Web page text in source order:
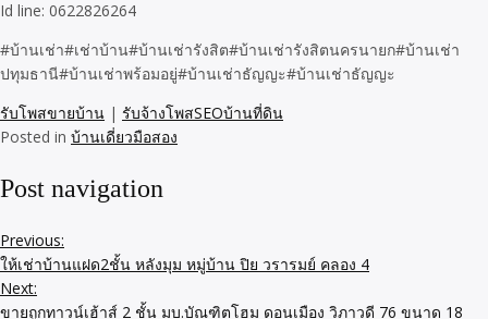
Id line: 0622826264
#บ้านเช่า#เช่าบ้าน#บ้านเช่ารังสิต#บ้านเช่ารังสิตนครนายก#บ้านเช่า
ปทุมธานี#บ้านเช่าพร้อมอยู่#บ้านเช่าธัญญะ#บ้านเช่าธัญญะ
รับโพสขายบ้าน | รับจ้างโพสSEOบ้านที่ดิน
Posted in บ้านเดี่ยวมือสอง
Post navigation
Previous:
ให้เช่าบ้านแฝด2ชั้น หลังมุม หมู่บ้าน ปิย วรารมย์ คลอง 4
Next:
ขายถูกทาวน์เฮ้าส์ 2 ชั้น มบ.บัณฑิตโฮม ดอนเมือง วิภาวดี 76 ขนาด 18